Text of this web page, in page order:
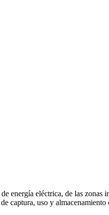
energía eléctrica, de las
uso y